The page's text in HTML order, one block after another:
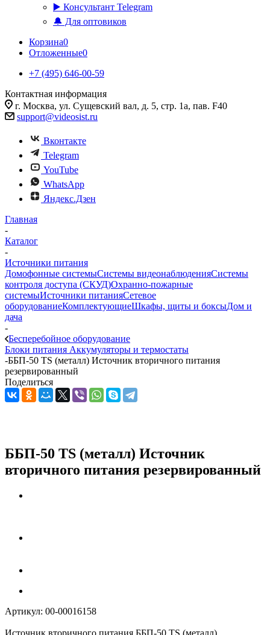
▶️ Консультант Telegram
🔔 Для оптовиков
Корзина0
Отложенные0
+7 (495) 646-00-59
Контактная информация
г. Москва, ул. Сущевский вал, д. 5, стр. 1а, пав. F40
support@videosist.ru
Вконтакте
Telegram
YouTube
WhatsApp
Яндекс.Дзен
Главная
-
Каталог
-
Источники питания
Домофонные системыСистемы видеонаблюденияСистемы
контроля доступа (СКУД)Охранно-пожарные
системыИсточники питанияСетевое
оборудованиеКомплектующиеШкафы, щиты и боксыДом и
дача
-
Бесперебойное оборудование
Блоки питания Аккумуляторы и термостаты
-ББП-50 TS (металл) Источник вторичного питания
резервированный
Поделиться
ББП-50 TS (металл) Источник
вторичного питания резервированный
Артикул: 00-00016158
Источник вторичного питания ББП-50 TS (металл)